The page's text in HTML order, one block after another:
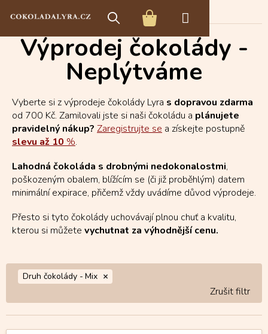
NÁKUPNÍ
KOŠÍK
E-shop s čokoládou Neplýtváme
Výprodej čokolády -
Neplýtváme
Vyberte si z výprodeje čokolády Lyra s dopravou zdarma
od 700 Kč. Zamilovali jste si naši čokoládu a plánujete
pravidelný nákup? Zaregistrujte se a získejte postupně
slevu až 10 %.
Lahodná čokoláda s drobnými nedokonalostmi,
poškozeným obalem, blížícím se (či již proběhlým) datem
minimální expirace, přičemž vždy uvádíme důvod výprodeje.
Přesto si tyto čokolády uchovávají plnou chuť a kvalitu,
kterou si můžete vychutnat za výhodnější cenu.
Druh čokolády - Mix